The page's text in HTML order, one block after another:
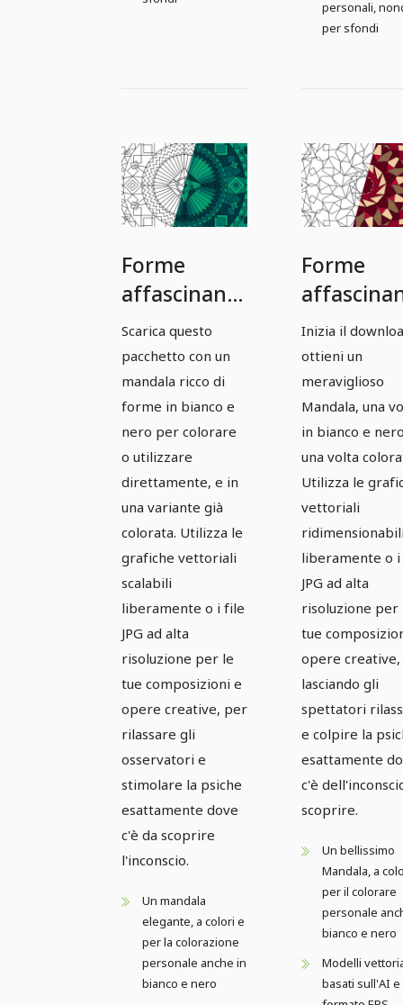
personali,
per sfondi
Forme
affascinanti:
modelli di
mandala
basati su
vettori -
Versione 11
Scarica questo
pacchetto con un
mandala ricco di
forme in bianco e
nero per colorare
o utilizzare
direttamente, e in
una variante già
colorata. Utilizza le
grafiche vettoriali
scalabili
liberamente o i file
JPG ad alta
risoluzione per le
tue composizioni e
opere creative, per
rilassare gli
osservatori e
stimolare la psiche
esattamente dove
c'è da scoprire
l'inconscio.
Un mandala
elegante, a colori e
per la colorazione
personale anche in
bianco e nero
Forme
modelli di
mandala
basati su
vettori -
Versione
Inizia il
ottieni un
meraviglioso
Mandala, una
in bianco e
una volta
Utilizza le
vettoriali
liberamente o
JPG ad alta
risoluzione per
tue
opere creative,
lasciando gli
spettatori
e colpire la
esattamente
c'è
scoprire.
Un bellissimo
Mandala, a
per il colorare
personale
bianco e nero
Modelli
basati sull'AI